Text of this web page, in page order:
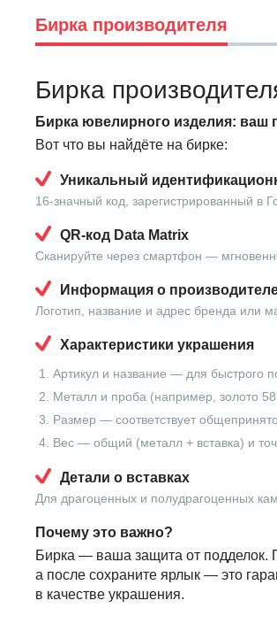
Бирка производителя
Бирка
Бирка ювелирного изделия: ваш
Вот что вы найдёте на бирке:
Уникальный
16-значный код, зарегистрированный в
QR-код Data Matrix
Сканируйте через смартфон —
Информация о
Логотип, название и адрес бренда или
Характеристики украшения
Артикул и название — для быстрого
Металл и проба (например, золото
Размер — соответствует
Вес — общий (металл + вставка) и
Детали о вставках
Для драгоценных и полудрагоценных
Почему это важно?
Бирка — ваша защита от подделок.
а после сохраните ярлык — это
в качестве украшения.